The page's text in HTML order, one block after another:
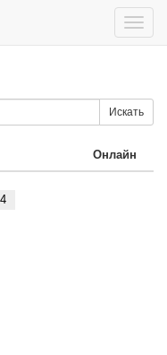
Toggle
Искать
Онлайн
4